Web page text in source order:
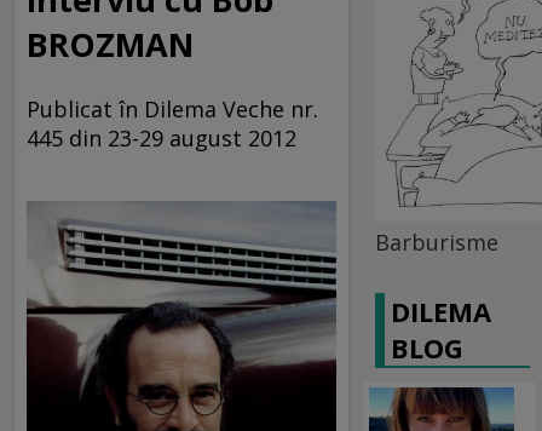
BROZMAN
Publicat în Dilema Veche nr.
445 din 23-29 august 2012
Barburisme
DILEMA
BLOG